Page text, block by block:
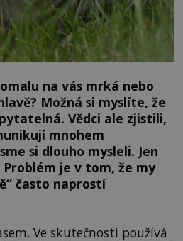
na vás mrká nebo
Možná si myslíte, že
Vědci ale zjistili,
mnohem
si dlouho mysleli. Jen
je v tom, že my
často naprostí
Ve skutečnosti používá